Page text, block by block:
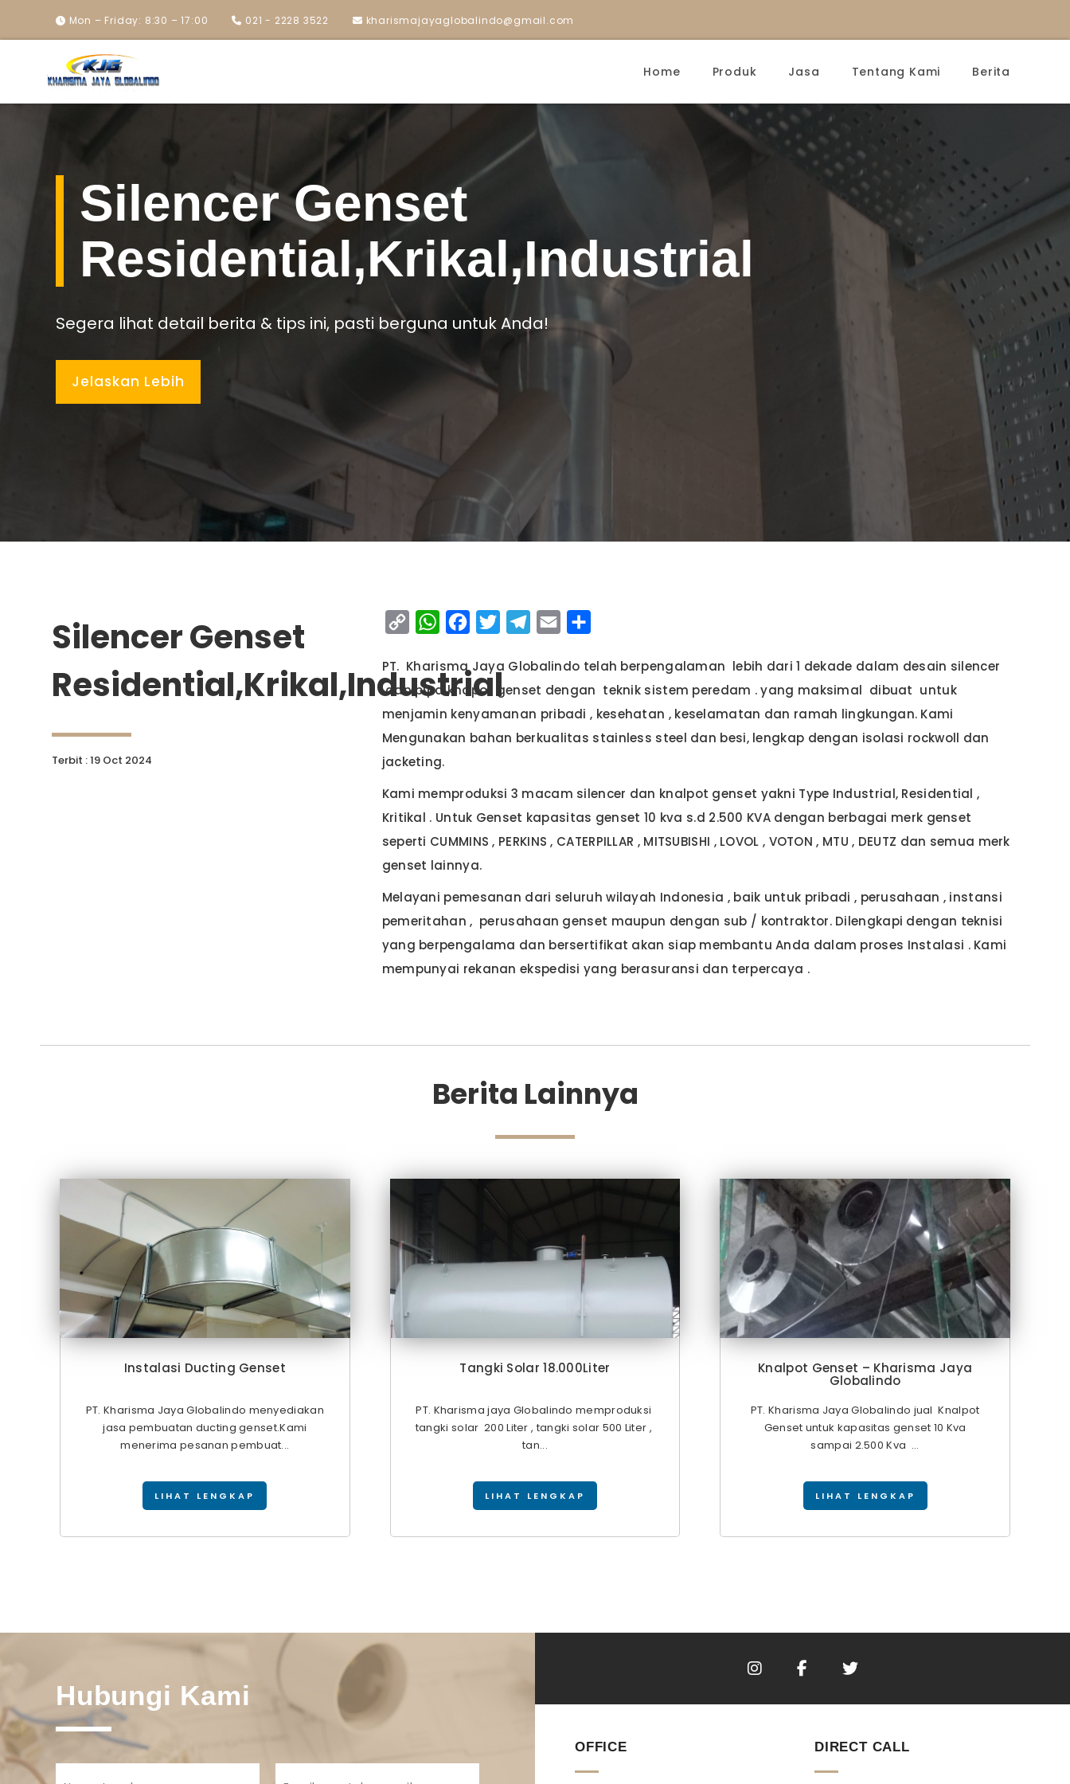
Mon – Friday: 8:30 – 17:00 021 - 2228 3522 kharismajayaglobalindo@gmail.com
Home Produk Jasa Tentang Kami Berita
Silencer Genset
Residential,Krikal,Industrial
Segera lihat detail berita & tips ini, pasti berguna untuk Anda!
Jelaskan Lebih
Silencer Genset
Residential,Krikal,Industrial
Terbit : 19 Oct 2024
Copy
WhatsApp
FacebookTwitterTelegram
Email
PT. Kharisma Jaya Globalindo telah berpengalaman lebih dari 1 dekade dalam desain silencer
dan pipa knapot genset dengan teknik sistem peredam . yang maksimal dibuat untuk
menjamin kenyamanan pribadi , kesehatan , keselamatan dan ramah lingkungan. Kami
Mengunakan bahan berkualitas stainless steel dan besi, lengkap dengan isolasi rockwoll dan
jacketing.
Kami memproduksi 3 macam silencer dan knalpot genset yakni Type Industrial, Residential ,
Kritikal . Untuk Genset kapasitas genset 10 kva s.d 2.500 KVA dengan berbagai merk genset
seperti CUMMINS , PERKINS , CATERPILLAR , MITSUBISHI , LOVOL , VOTON , MTU , DEUTZ dan semua merk
genset lainnya.
Melayani pemesanan dari seluruh wilayah Indonesia , baik untuk pribadi , perusahaan , instansi
pemeritahan , perusahaan genset maupun dengan sub / kontraktor. Dilengkapi dengan teknisi
yang berpengalama dan bersertifikat akan siap membantu Anda dalam proses Instalasi . Kami
mempunyai rekanan ekspedisi yang berasuransi dan terpercaya .
Berita Lainnya
Instalasi Ducting Genset
PT. Kharisma Jaya Globalindo menyediakan
jasa pembuatan ducting genset.Kami
menerima pesanan pembuat...
LIHAT LENGKAP
Tangki Solar 18.000Liter
PT. Kharisma jaya Globalindo memproduksi
tangki solar 200 Liter , tangki solar 500 Liter ,
tan...
LIHAT LENGKAP
Knalpot Genset – Kharisma Jaya
Globalindo
PT. Kharisma Jaya Globalindo jual Knalpot
Genset untuk kapasitas genset 10 Kva
sampai 2.500 Kva ...
LIHAT LENGKAP
Hubungi Kami
OFFICE DIRECT CALL